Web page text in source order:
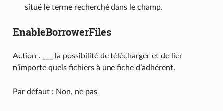
situé le terme recherché dans le champ.
EnableBorrowerFiles
Action : ___ la possibilité de télécharger et de lier
n’importe quels fichiers à une fiche d’adhérent.
Par défaut : Non, ne pas